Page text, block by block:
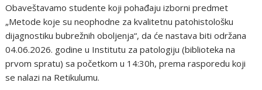
Obaveštavamo studente koji pohađaju izborni predmet
„Metode koje su neophodne za kvalitetnu patohistološku
dijagnostiku bubrežnih oboljenja“, da će nastava biti održana
04.06.2026. godine u Institutu za patologiju (biblioteka na
prvom spratu) sa početkom u 14:30h, prema rasporedu koji
se nalazi na Retikulumu.